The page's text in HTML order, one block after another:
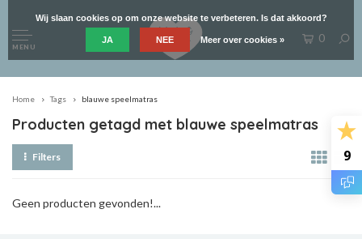
9
MENU
0
Home Tags blauwe speelmatras
Producten getagd met blauwe speelmatras
Filters
Geen producten gevonden!...
Wij slaan cookies op om onze website te verbeteren. Is dat akkoord?
JA NEE Meer over cookies »